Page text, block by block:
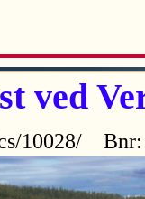
ved
10028/ Bnr: